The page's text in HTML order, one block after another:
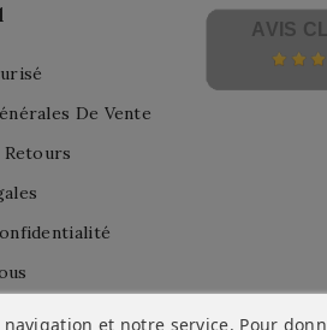
De Vente
et notre service. Pour
AVIS